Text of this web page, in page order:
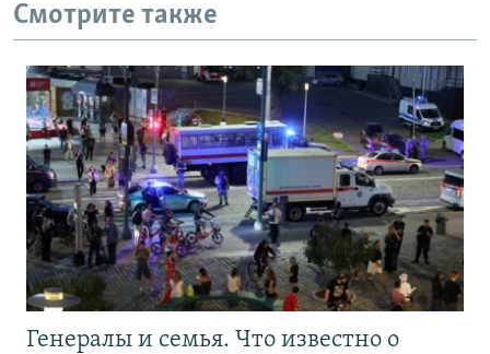
Смотрите также
Генералы и семья. Что известно о